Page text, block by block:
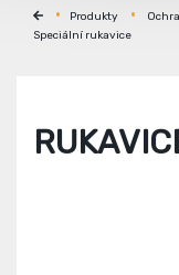
Produkty
Speciální rukavice